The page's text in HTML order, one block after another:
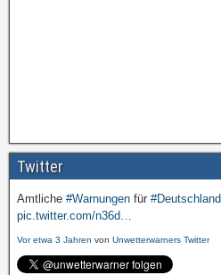
Twitter
Amtliche #Warnungen für #Deutschland
pic.twitter.com/n36d…
Vor etwa 3 Jahren von Unwetterwarners Twitter